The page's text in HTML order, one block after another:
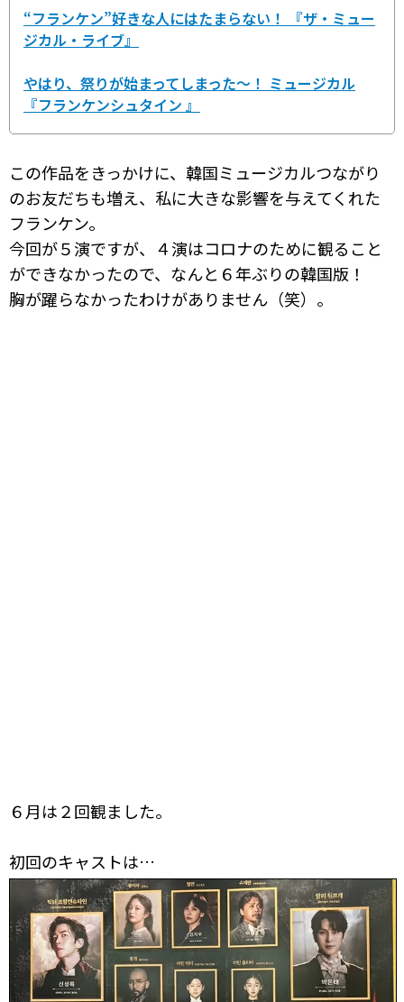
“フランケン”好きな人にはたまらない！ 『ザ・ミュー
ジカル・ライブ』
やはり、祭りが始まってしまった～！ ミュージカル
『フランケンシュタイン 』
この作品をきっかけに、韓国ミュージカルつながり
のお友だちも増え、私に大きな影響を与えてくれた
フランケン。
今回が５演ですが、４演はコロナのために観ること
ができなかったので、なんと６年ぶりの韓国版！
胸が躍らなかったわけがありません（笑）。
６月は２回観ました。
初回のキャストは…